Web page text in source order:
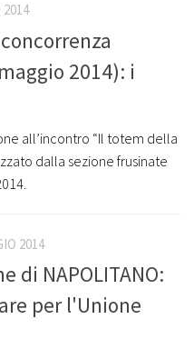
2014
2014): i
all’incontro “Il totem della
dalla sezione frusinate
2014
di NAPOLITANO:
per l'Unione